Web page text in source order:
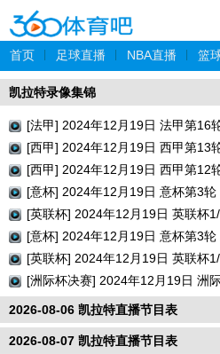
首页 足球直播 NBA直播 篮
凯拉特录像集锦
[法甲] 2024年12月19日 法甲第16
巴黎圣日耳曼 全场录像回放
[西甲] 2024年12月19日 西甲第13
牙人vs瓦伦西亚 全场录像回放
[西甲] 2024年12月19日 西甲第12
亚雷亚尔vs巴列卡诺 全场录像回放
[意杯] 2024年12月19日 意杯第3轮
多利亚 全场录像回放
[英联杯] 2024年12月19日 英联杯
普顿vs利物浦 全场录像回放
[意杯] 2024年12月19日 意杯第3轮
切塞纳 全场录像回放
[英联杯] 2024年12月19日 英联杯
纳vs水晶宫 全场录像回放
[洲际杯决赛] 2024年12月19日 洲
家马德里vs帕丘卡 全场录像回放
2026-08-06 凯拉特直播节目表
2026-08-07 凯拉特直播节目表